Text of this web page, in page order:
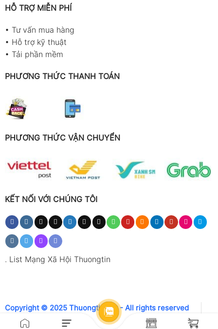
HỖ TRỢ MIỄN PHÍ
• Tư vấn mua hàng
• Hỗ trợ kỹ thuật
• Tải phần mềm
PHƯƠNG THỨC THANH TOÁN
PHƯƠNG THỨC VẬN CHUYỂN
KẾT NỐI VỚI CHÚNG TÔI
. List Mạng Xã Hội Thuongtin
Copyright © 2025 Thuongtin.net - All rights reserved